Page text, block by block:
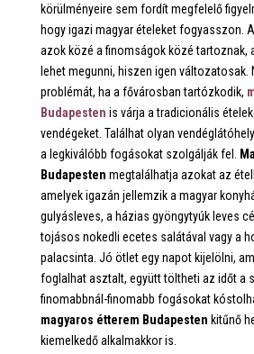
körülményeire sem fordít megfelelő
hogy igazi magyar ételeket fogyasszon.
azok közé a finomságok közé tartoznak,
lehet megunni, hiszen igen változatosak.
problémát, ha a fővárosban tartózkodik,
Budapesten is várja a tradicionális
vendégeket. Találhat olyan
a legkiválóbb fogásokat szolgálják fel.
Budapesten megtalálhatja azokat az
amelyek igazán jellemzik a magyar
gulyásleves, a házias gyöngytyúk leves
tojásos nokedli ecetes salátával vagy a
palacsinta. Jó ötlet egy napot kijelölni,
foglalhat asztalt, együtt töltheti az időt a
finomabbnál-finomabb fogásokat
magyaros étterem Budapesten kitűnő
kiemelkedő alkalmakkor is.